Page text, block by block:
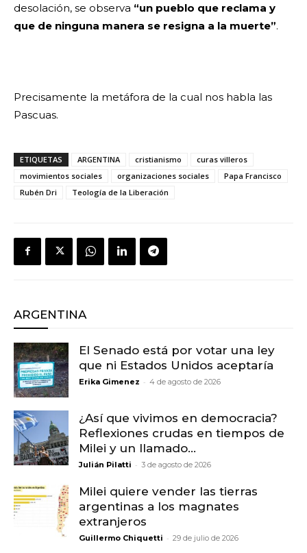
desolación, se observa “un pueblo que reclama y
que de ninguna manera se resigna a la muerte”.
Precisamente la metáfora de la cual nos habla las
Pascuas.
ETIQUETAS ARGENTINA cristianismo
curas villeros
movimientos sociales
organizaciones sociales
Papa Francisco
Rubén Dri
Teología de la Liberación
ARGENTINA
El Senado está por votar una ley
que ni Estados Unidos aceptaría
Erika Gimenez - 4 de agosto de 2026
¿Así que vivimos en democracia?
Reflexiones crudas en tiempos de
Milei y un llamado...
Julián Pilatti - 3 de agosto de 2026
Milei quiere vender las tierras
argentinas a los magnates
extranjeros
Guillermo Chiquetti - 29 de julio de 2026